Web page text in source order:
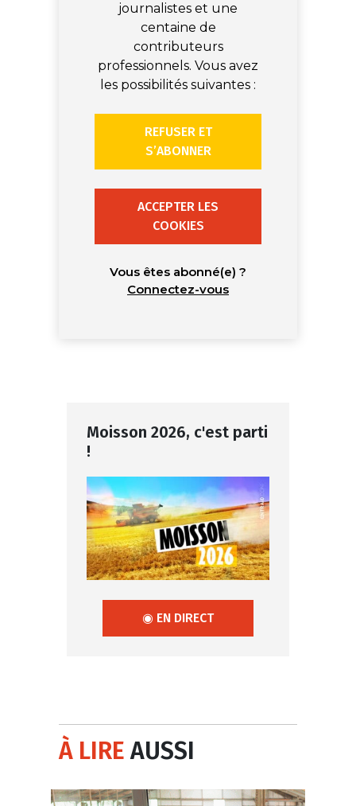
journalistes et une
centaine de
contributeurs
professionnels. Vous avez
les possibilités suivantes :
REFUSER ET
S’ABONNER
ACCEPTER LES
COOKIES
Vous êtes abonné(e) ?
Connectez-vous
Moisson 2026, c'est parti
!
◉ EN DIRECT
À LIREAUSSI